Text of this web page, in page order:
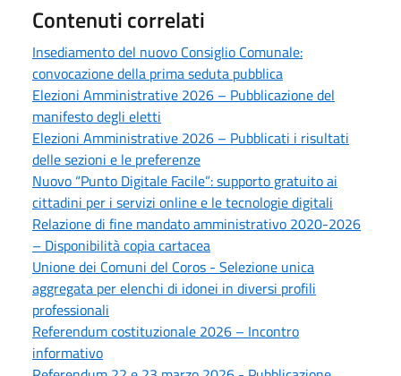
Contenuti correlati
Insediamento del nuovo Consiglio Comunale:
convocazione della prima seduta pubblica
Elezioni Amministrative 2026 – Pubblicazione del
manifesto degli eletti
Elezioni Amministrative 2026 – Pubblicati i risultati
delle sezioni e le preferenze
Nuovo “Punto Digitale Facile”: supporto gratuito ai
cittadini per i servizi online e le tecnologie digitali
Relazione di fine mandato amministrativo 2020-2026
– Disponibilità copia cartacea
Unione dei Comuni del Coros - Selezione unica
aggregata per elenchi di idonei in diversi profili
professionali
Referendum costituzionale 2026 – Incontro
informativo